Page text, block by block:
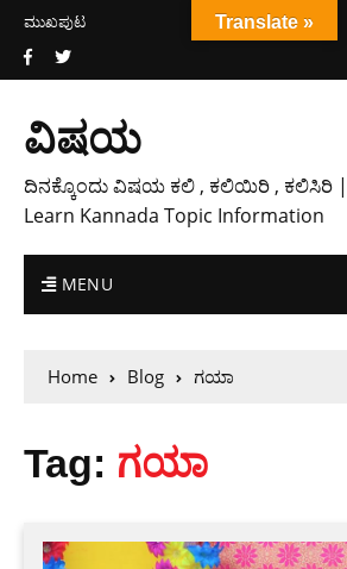
ಮುಖಪುಟ
ವಿಷಯ
ದಿನಕ್ಕೊಂದು ವಿಷಯ ಕಲಿ , ಕಲಿಯಿರಿ , ಕಲಿಸಿರಿ
Learn Kannada Topic Information
MENU
Home Blog ಗಯಾ
Tag: ಗಯಾ
Translate »